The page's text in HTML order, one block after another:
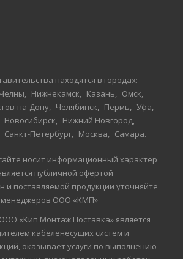
находятся в городах:
Нижнекамск Казань
Омск
на-Дону Челябинск Пермь
Уфа
Новосибирск
Нижний Новгород
Санкт-Петербург Москва Самара
носит информационный характер
публичной офертой
и поставляемой продукции уточняйте
менеджеров ООО «КМП»
«Кип Монтаж Поставка» является
кабеленесущих систем и
оказывает услуги по выполнению